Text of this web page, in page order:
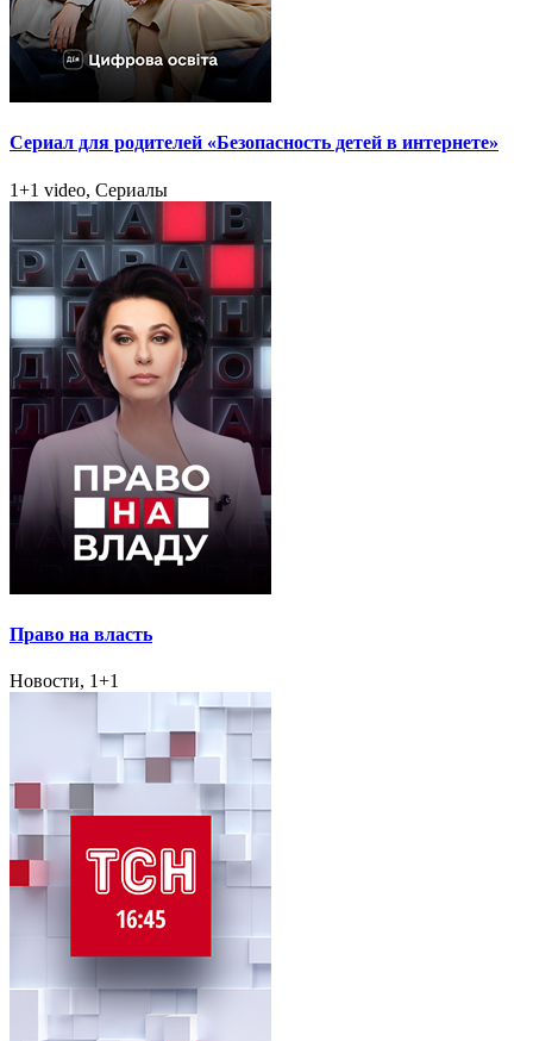
Сериал для родителей «Безопасность детей в интернете»
1+1 video, Сериалы
Право на власть
Новости, 1+1